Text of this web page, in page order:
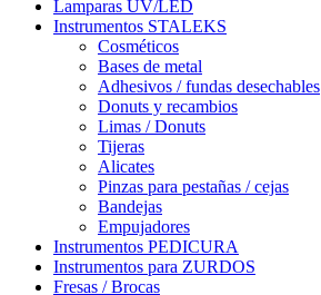
Lamparas UV/LED
Instrumentos STALEKS
Cosméticos
Bases de metal
Adhesivos / fundas desechables
Donuts y recambios
Limas / Donuts
Tijeras
Alicates
Pinzas para pestañas / cejas
Bandejas
Empujadores
Instrumentos PEDICURA
Instrumentos para ZURDOS
Fresas / Brocas